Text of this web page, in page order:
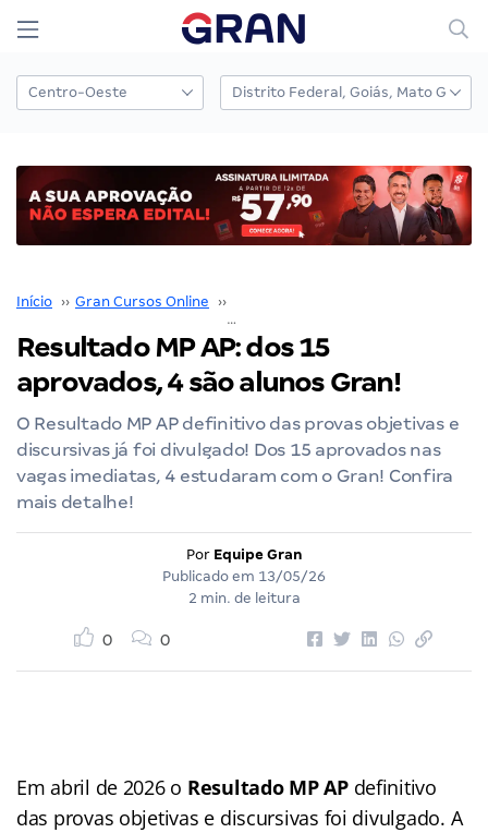
Início ›› Gran Cursos Online ››
Resultado MP AP: dos 15
aprovados, 4 são alunos Gran!
O Resultado MP AP definitivo das provas objetivas e
discursivas já foi divulgado! Dos 15 aprovados nas
vagas imediatas, 4 estudaram com o Gran! Confira
mais detalhe!
Por Equipe Gran
Publicado em 13/05/26
2 min. de leitura
0 0
Em abril de 2026 o Resultado MP AP definitivo
das provas objetivas e discursivas foi divulgado. A